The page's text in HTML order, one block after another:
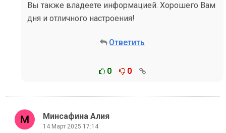
Вы также владеете информацией. Хорошего Вам
дня и отличного настроения!
Ответить
0 0
Минсафина Алия
14 Март 2025 17:14